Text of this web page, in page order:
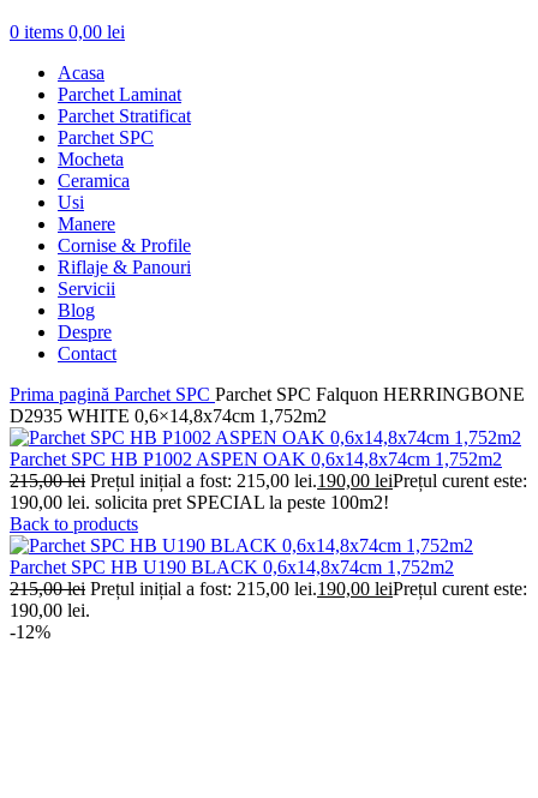
0 items 0,00 lei
Acasa
Parchet Laminat
Parchet Stratificat
Parchet SPC
Mocheta
Ceramica
Usi
Manere
Cornise & Profile
Riflaje & Panouri
Servicii
Blog
Despre
Contact
Prima pagină Parchet SPC Parchet SPC Falquon HERRINGBONE
D2935 WHITE 0,6×14,8x74cm 1,752m2
Parchet SPC HB P1002 ASPEN OAK 0,6x14,8x74cm 1,752m2
215,00lei Prețul inițial a fost: 215,00 lei.190,00 leiPrețul curent este:
190,00 lei. solicita pret SPECIAL la peste 100m2!
Back to products
Parchet SPC HB U190 BLACK 0,6x14,8x74cm 1,752m2
215,00lei Prețul inițial a fost: 215,00 lei.190,00 leiPrețul curent este:
190,00 lei.
-12%